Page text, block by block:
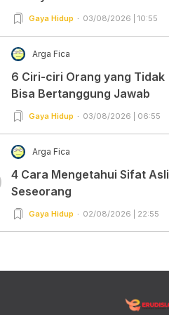
Gaya Hidup 03/08/2026 | 10:55
Arga Fica
6 Ciri-ciri Orang yang Tidak
Bisa Bertanggung Jawab
Gaya Hidup 03/08/2026 | 06:55
Arga Fica
4 Cara Mengetahui Sifat Asli
Seseorang
Gaya Hidup 02/08/2026 | 22:55